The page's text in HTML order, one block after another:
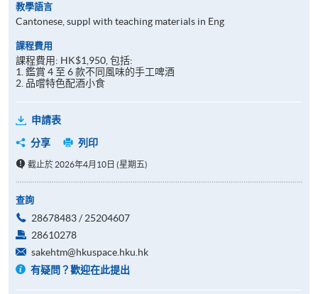
教學語言
Cantonese, suppl with teaching materials in Eng
課程費用
課程費用: HK$1,950, 包括:
1. 鑑賞 4 至 6 款不同風味的手工啤酒
2. 品嚐特色配酒小食
申請表
分享
列印
截止於 2026年4月10日 (星期五)
查詢
28678483 / 25204607
28610278
sakehtm@hkuspace.hku.hk
有疑問？歡迎在此提出